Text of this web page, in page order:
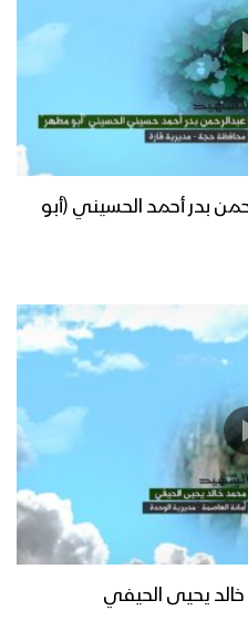
بدر أحمد الحسيني (أبو
خالد يحيى الحيفي